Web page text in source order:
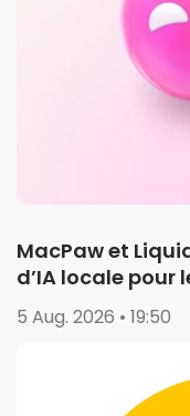
MacPaw et
d’IA locale
5 Aug. 2026 • 19:50